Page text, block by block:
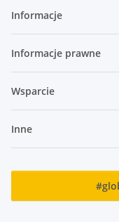
Informacje
Informacje prawne
Wsparcie
Inne